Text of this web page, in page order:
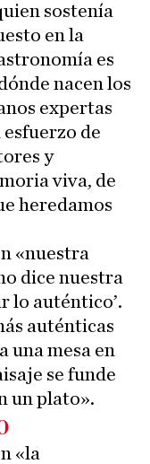
sostenía
en la
es
nacen los
expertas
de
y
viva, de
heredamos
«nuestra
dice nuestra
lo auténtico’.
auténticas
una mesa en
se funde
un plato».
«la